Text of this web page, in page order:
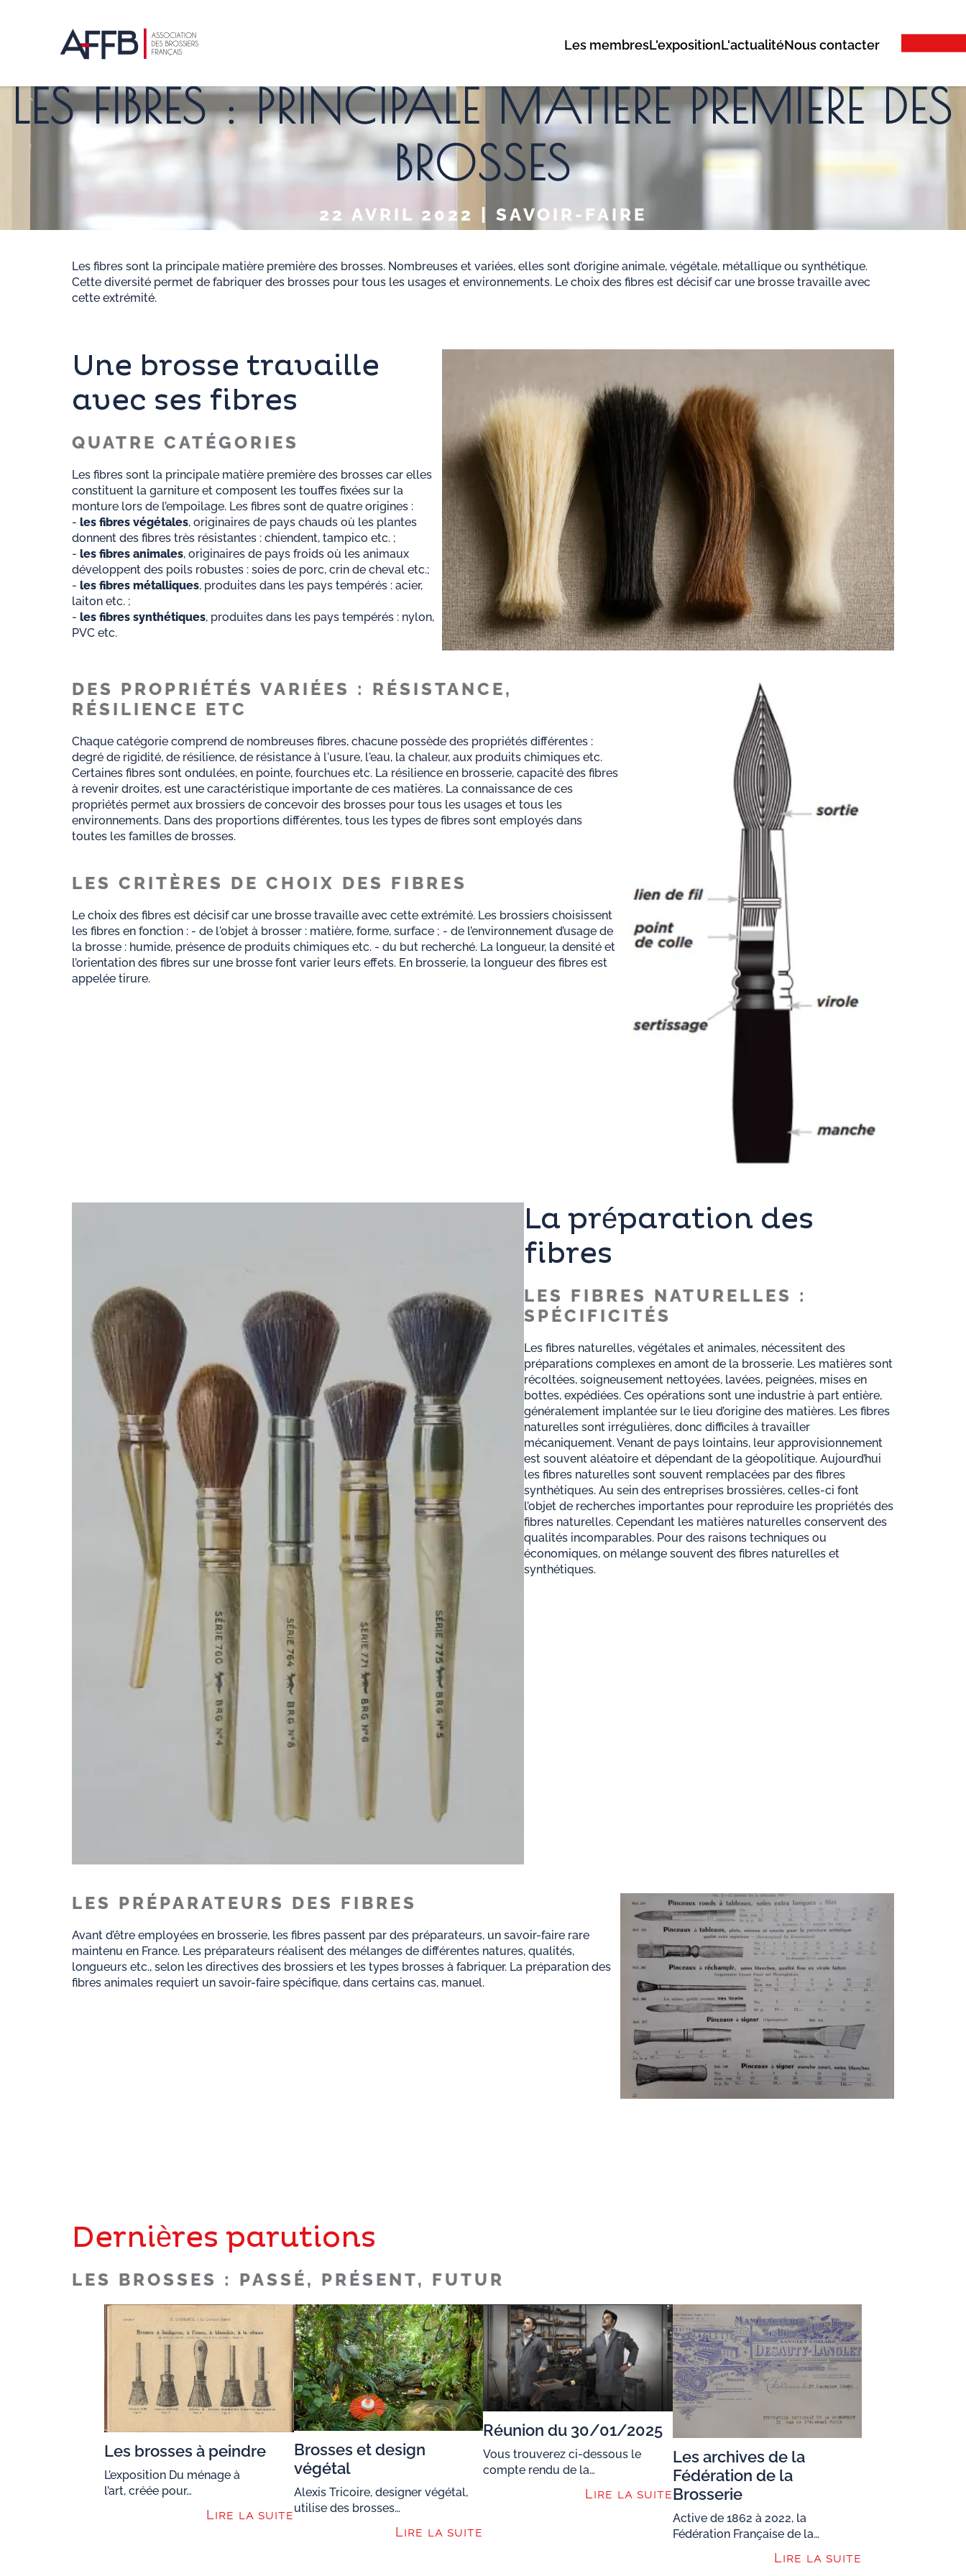
Les membresL'expositionL'actualitéNous contacter
LES FIBRES : PRINCIPALE MATIÈRE PREMIÈRE DES
BROSSES
22 AVRIL 2022 | SAVOIR-FAIRE
Les fibres sont la principale matière première des brosses. Nombreuses et variées, elles sont d’origine animale, végétale, métallique ou synthétique.
Cette diversité permet de fabriquer des brosses pour tous les usages et environnements. Le choix des fibres est décisif car une brosse travaille avec
cette extrémité.
Une brosse travaille
avec ses fibres
QUATRE CATÉGORIES
Les fibres sont la principale matière première des brosses car elles
constituent la garniture et composent les touffes fixées sur la
monture lors de l’empoilage. Les fibres sont de quatre origines :
- les fibres végétales, originaires de pays chauds où les plantes
donnent des fibres très résistantes : chiendent, tampico etc. ;
- les fibres animales, originaires de pays froids où les animaux
développent des poils robustes : soies de porc, crin de cheval etc.;
- les fibres métalliques, produites dans les pays tempérés : acier,
laiton etc. ;
- les fibres synthétiques, produites dans les pays tempérés : nylon,
PVC etc.
DES PROPRIÉTÉS VARIÉES : RÉSISTANCE,
RÉSILIENCE ETC
Chaque catégorie comprend de nombreuses fibres, chacune possède des propriétés différentes :
degré de rigidité, de résilience, de résistance à l'usure, l'eau, la chaleur, aux produits chimiques etc.
Certaines fibres sont ondulées, en pointe, fourchues etc. La résilience en brosserie, capacité des fibres
à revenir droites, est une caractéristique importante de ces matières. La connaissance de ces
propriétés permet aux brossiers de concevoir des brosses pour tous les usages et tous les
environnements. Dans des proportions différentes, tous les types de fibres sont employés dans
toutes les familles de brosses.
LES CRITÈRES DE CHOIX DES FIBRES
Le choix des fibres est décisif car une brosse travaille avec cette extrémité. Les brossiers choisissent
les fibres en fonction : - de l'objet à brosser : matière, forme, surface ; - de l’environnement d’usage de
la brosse : humide, présence de produits chimiques etc. - du but recherché. La longueur, la densité et
l’orientation des fibres sur une brosse font varier leurs effets. En brosserie, la longueur des fibres est
appelée tirure.
La préparation des
fibres
LES FIBRES NATURELLES :
SPÉCIFICITÉS
Les fibres naturelles, végétales et animales, nécessitent des
préparations complexes en amont de la brosserie. Les matières sont
récoltées, soigneusement nettoyées, lavées, peignées, mises en
bottes, expédiées. Ces opérations sont une industrie à part entière,
généralement implantée sur le lieu d’origine des matières. Les fibres
naturelles sont irrégulières, donc difficiles à travailler
mécaniquement. Venant de pays lointains, leur approvisionnement
est souvent aléatoire et dépendant de la géopolitique. Aujourd’hui
les fibres naturelles sont souvent remplacées par des fibres
synthétiques. Au sein des entreprises brossières, celles-ci font
l’objet de recherches importantes pour reproduire les propriétés des
fibres naturelles. Cependant les matières naturelles conservent des
qualités incomparables. Pour des raisons techniques ou
économiques, on mélange souvent des fibres naturelles et
synthétiques.
LES PRÉPARATEURS DES FIBRES
Avant d’être employées en brosserie, les fibres passent par des préparateurs, un savoir-faire rare
maintenu en France. Les préparateurs réalisent des mélanges de différentes natures, qualités,
longueurs etc., selon les directives des brossiers et les types brosses à fabriquer. La préparation des
fibres animales requiert un savoir-faire spécifique, dans certains cas, manuel.
Dernières parutions
LES BROSSES : PASSÉ, PRÉSENT, FUTUR
Les brosses à peindre
L’exposition Du ménage à
l’art, créée pour…
Lire la suite
Brosses et design
végétal
Alexis Tricoire, designer végétal,
utilise des brosses…
Lire la suite
Réunion du 30/01/2025
Vous trouverez ci-dessous le
compte rendu de la…
Lire la suite
Les archives de la
Fédération de la
Brosserie
Active de 1862 à 2022, la
Fédération Française de la…
Lire la suite